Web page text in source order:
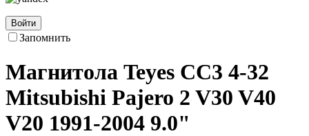
Войти
Запомнить
Магнитола Teyes CC3 4-32
Mitsubishi Pajero 2 V30 V40
V20 1991-2004 9.0"